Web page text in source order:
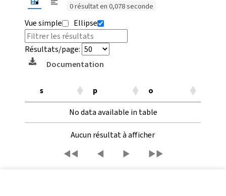
0 résultat en 0,078 seconde
Vue simple Ellipse
Résultats/page:
Documentation
s p o
No data available in table
Aucun résultat à afficher
◀◀
◀ ▶ ▶▶